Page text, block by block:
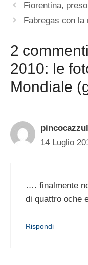
Fiorentina,
Fabregas con
2
2010: le
Mondiale
14 Luglio
…. finalmente
di quattro oche
Rispondi